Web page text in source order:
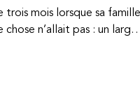
trois mois lorsque sa famille
n’allait pas : un large
son corps. À l’époque,